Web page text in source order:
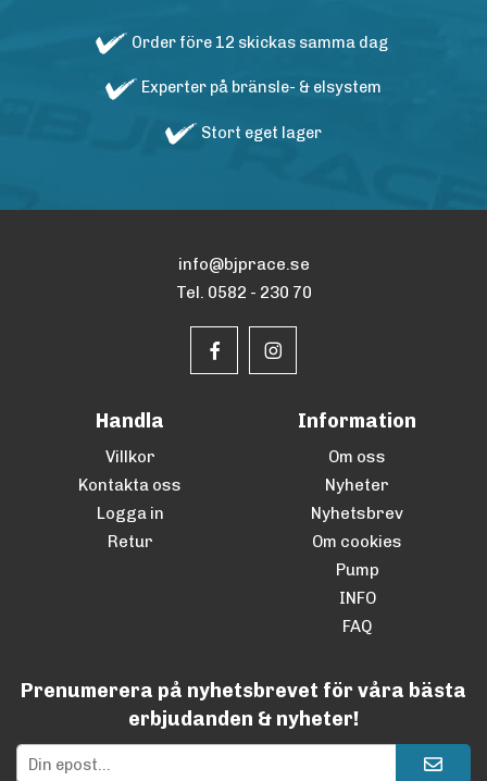
Order före 12 skickas samma dag
Experter på bränsle- & elsystem
Stort eget lager
info@bjprace.se
Tel. 0582 - 230 70
Handla
Villkor
Kontakta oss
Logga in
Retur
Information
Om oss
Nyheter
Nyhetsbrev
Om cookies
Pump
INFO
FAQ
Prenumerera på nyhetsbrevet för våra bästa
erbjudanden & nyheter!